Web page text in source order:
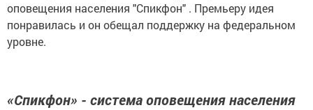
оповещения населения "Спикфон" . Премьеру идея
понравилась и он обещал поддержку на федеральном
уровне.
«Спикфон» - система оповещения населения